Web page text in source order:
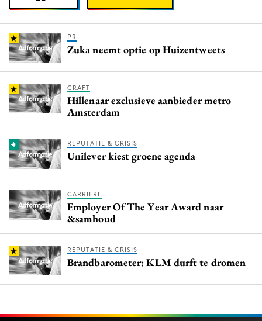
PR
Zuka neemt optie op Huizentweets
CRAFT
Hillenaar exclusieve aanbieder metro
Amsterdam
REPUTATIE & CRISIS
Unilever kiest groene agenda
CARRIERE
Employer Of The Year Award naar
&samhoud
REPUTATIE & CRISIS
Brandbarometer: KLM durft te dromen